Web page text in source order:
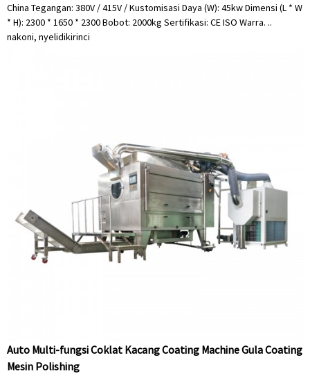
China Tegangan: 380V / 415V / Kustomisasi Daya (W): 45kw Dimensi (L * W
* H): 2300 * 1650 * 2300 Bobot: 2000kg Sertifikasi: CE ISO Warra. ..
nakoni, nyelidikirinci
Auto Multi-fungsi Coklat Kacang Coating Machine Gula Coating
Mesin Polishing